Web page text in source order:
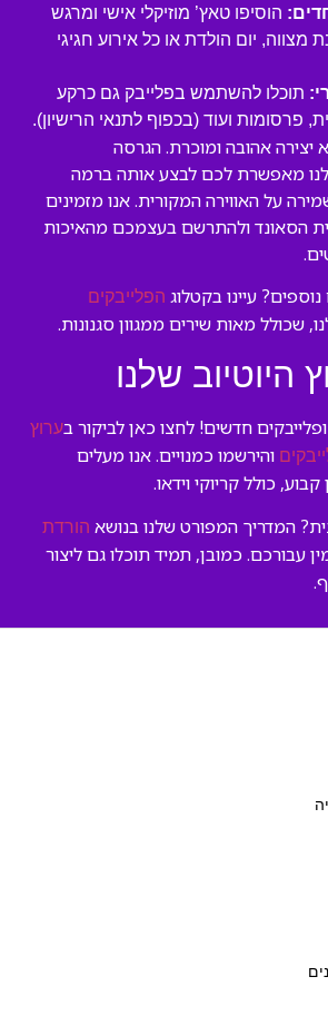
הוסיפו טאץ’ מוזיקלי אישי ומרגש
מצווה, יום הולדת או כל אירוע חגיגי
תוכלו להשתמש בפלייבק גם כרקע
פרסומות ועוד (בכפוף לתנאי הרישיון).
יצירה אהובה ומוכרת. הגרסה
מאפשרת לכם לבצע אותה ברמה
על האווירה המקורית. אנו מזמינים
הסאונד ולהתרשם בעצמכם מהאיכות
נוספים? עיינו בקטלוג הפלייבקים
שכולל מאות שירים ממגוון סגנונות.
היוטיוב שלנו
חדשים! לחצו כאן לביקור בערוץ
והירשמו כמנויים. אנו מעלים
כולל קריוקי וידאו.
המדריך המפורט שלנו בנושא הורדת
עבורכם. כמובן, תמיד תוכלו גם ליצור